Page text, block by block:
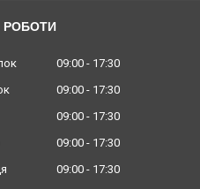
РОБОТИ
09:00
17:30
09:00
17:30
09:00
17:30
09:00
17:30
09:00
17:30